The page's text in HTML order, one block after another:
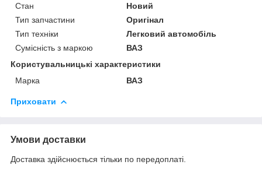
Стан
Новий
Тип запчастини
Оригінал
Тип техніки
Легковий автомобіль
Сумісність з маркою
ВАЗ
Користувальницькі характеристики
Марка
ВАЗ
Приховати
Умови доставки
Доставка здійснюється тільки по передоплаті.